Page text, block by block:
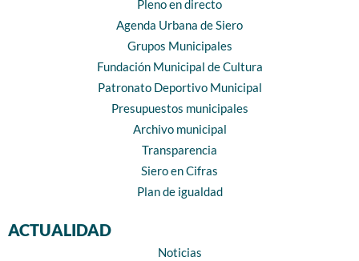
Pleno en directo
Agenda Urbana de Siero
Grupos Municipales
Fundación Municipal de Cultura
Patronato Deportivo Municipal
Presupuestos municipales
Archivo municipal
Transparencia
Siero en Cifras
Plan de igualdad
ACTUALIDAD
Noticias